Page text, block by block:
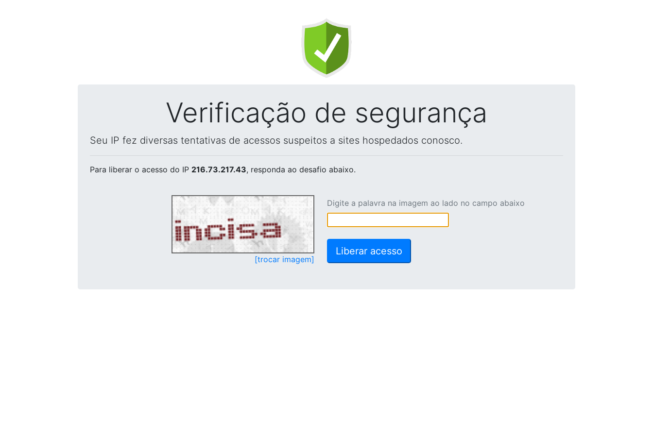
Verificação de segurança
Seu IP fez diversas tentativas de acessos suspeitos a sites hospedados conosco.
Para liberar o acesso do IP 216.73.217.43, responda ao desafio abaixo.
[trocar imagem]
Digite a palavra na imagem ao lado no campo abaixo